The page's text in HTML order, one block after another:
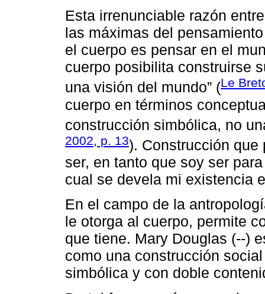
Esta irrenunciable razón
las máximas del
el cuerpo es pensar en el
cuerpo posibilita construirse
una visión del mundo” (Le
cuerpo en términos
construcción simbólica, no
2002, p. 13). Construcción que
ser, en tanto que soy ser
cual se devela mi existencia
En el campo de la
le otorga al cuerpo, permite
que tiene. Mary Douglas (--)
como una construcción
simbólica y con doble